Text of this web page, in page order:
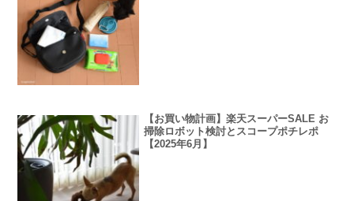
【お買い物計画】楽天スーパーSALE お
掃除ロボット検討とスコープポチレポ
【2025年6月】